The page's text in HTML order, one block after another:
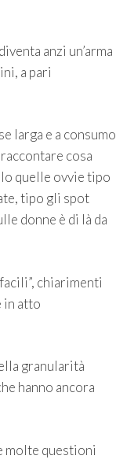
anzi un’arma
a pari
larga e a consumo
cosa
quelle ovvie tipo
tipo gli spot
donne è di là da
chiarimenti
in atto
granularità
hanno ancora
molte questioni